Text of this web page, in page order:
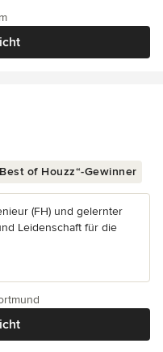
5 Sternen
of Houzz“-Gewinner
(FH) und gelernter
Leidenschaft für die